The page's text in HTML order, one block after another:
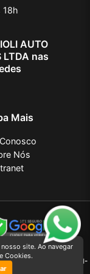
18h
AUTO
LTDA nas
Mais
Nós
BYVAAPT
CNPJ27.381.736/0001-
site. Ao navegar
Cookies.